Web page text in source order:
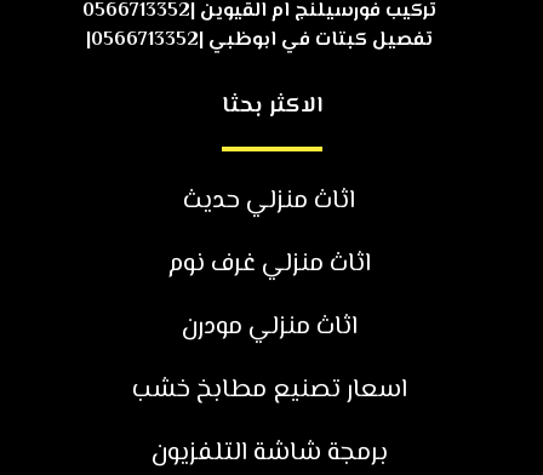
تركيب فورسيلنج ام القيوين |0566713352
تفصيل كبتات في ابوظبي |0566713352|
الاكثر بحثا
اثاث منزلي حديث
اثاث منزلي غرف نوم
اثاث منزلي مودرن
اسعار تصنيع مطابخ خشب
برمجة شاشة التلفزيون